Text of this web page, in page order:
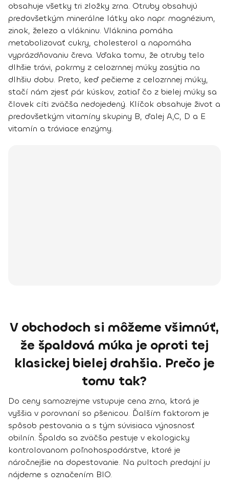
obsahuje všetky tri zložky zrna. Otruby obsahujú
predovšetkým minerálne látky ako napr. magnézium,
zinok, železo a vlákninu. Vláknina pomáha
metabolizovať cukry, cholesterol a napomáha
vyprázdňovaniu čreva. Vďaka tomu, že otruby telo
dlhšie trávi, pokrmy z celozrnnej múky zasýtia na
dlhšiu dobu. Preto, keď pečieme z celozrnnej múky,
stačí nám zjesť pár kúskov, zatiaľ čo z bielej múky sa
človek cíti zväčša nedojedený. Klíčok obsahuje život a
predovšetkým vitamíny skupiny B, ďalej A,C, D a E
vitamín a tráviace enzýmy.
V obchodoch si môžeme všimnúť,
že špaldová múka je oproti tej
klasickej bielej drahšia. Prečo je
tomu tak?
Do ceny samozrejme vstupuje cena zrna, ktorá je
vyššia v porovnaní so pšenicou. Ďalším faktorom je
spôsob pestovania a s tým súvisiaca výnosnosť
obilnín. Špalda sa zväčša pestuje v ekologicky
kontrolovanom poľnohospodárstve, ktoré je
náročnejšie na dopestovanie. Na pultoch predajní ju
nájdeme s označením BIO.